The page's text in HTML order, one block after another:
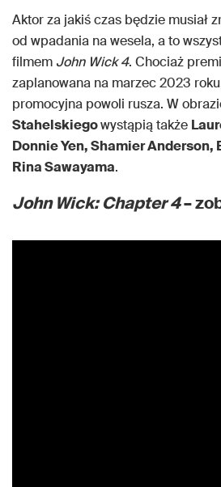
Aktor za jakiś czas będzie musiał
od wpadania na wesela, a to
filmem John Wick 4. Chociaż
zaplanowana na marzec 2023
promocyjna powoli rusza. W
Stahelskiegowystąpią także
Donnie Yen, Shamier Anderson,
Rina Sawayama.
John Wick: Chapter 4–